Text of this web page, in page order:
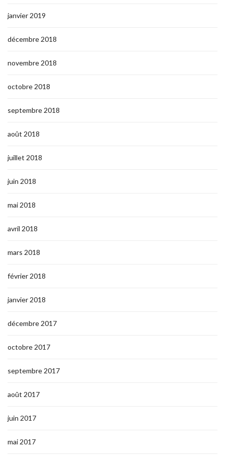
janvier 2019
décembre 2018
novembre 2018
octobre 2018
septembre 2018
août 2018
juillet 2018
juin 2018
mai 2018
avril 2018
mars 2018
février 2018
janvier 2018
décembre 2017
octobre 2017
septembre 2017
août 2017
juin 2017
mai 2017